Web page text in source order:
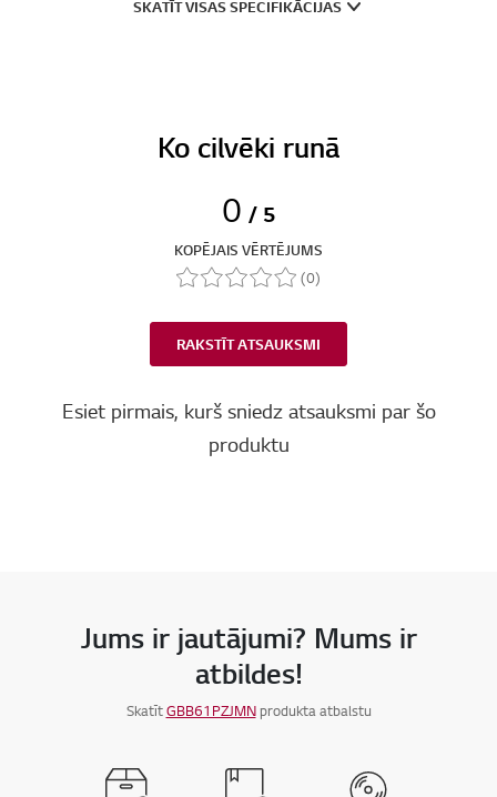
SKATĪT VISAS SPECIFIKĀCIJAS
Ko cilvēki runā
0 / 5
KOPĒJAIS VĒRTĒJUMS
(0)
RAKSTĪT ATSAUKSMI
Esiet pirmais, kurš sniedz atsauksmi par šo
produktu
Jums ir jautājumi? Mums ir
atbildes!
SkatītGBB61PZJMNprodukta atbalstu